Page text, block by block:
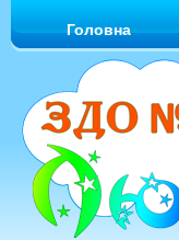
Головна